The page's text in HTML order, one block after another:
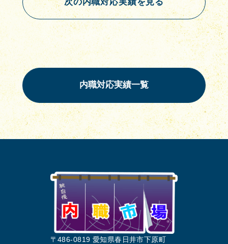
内職対応実績一覧
〒486-0819 愛知県春日井市下原町